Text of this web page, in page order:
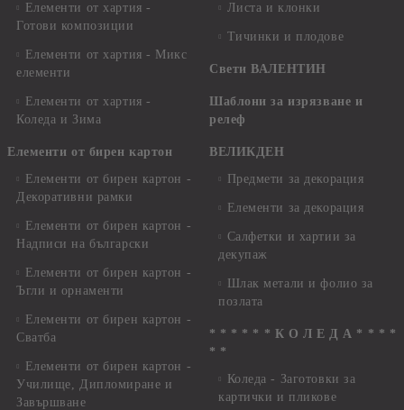
Елементи от хартия -
Готови композиции
Елементи от хартия - Микс
елементи
Елементи от хартия -
Коледа и Зима
Елементи от бирен картон
Елементи от бирен картон -
Декоративни рамки
Елементи от бирен картон -
Надписи на български
Елементи от бирен картон -
Ъгли и орнаменти
Елементи от бирен картон -
Сватба
Елементи от бирен картон -
Училище, Дипломиране и
Завършване
Листа и клонки
Тичинки и плодове
Свети ВАЛЕНТИН
Шаблони за изрязване и
релеф
ВЕЛИКДЕН
Предмети за декорация
Елементи за декорация
Салфетки и хартии за
декупаж
Шлак метали и фолио за
позлата
* * * * * * К О Л Е Д А * * * *
* *
Коледа - Заготовки за
картички и пликове